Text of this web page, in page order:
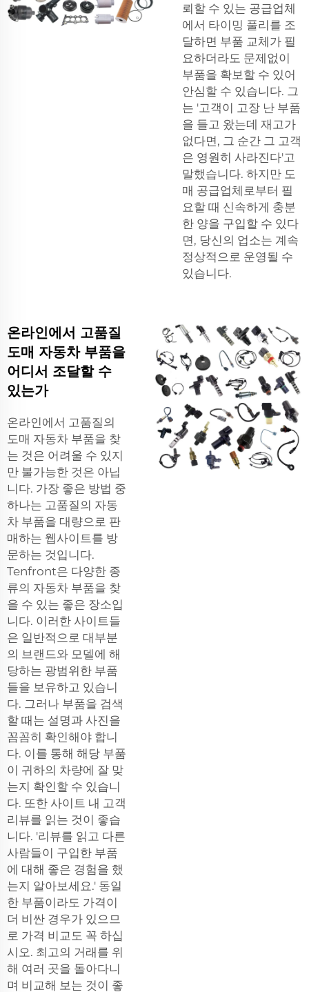
뢰할 수 있는 공급업체
에서 타이밍 풀리를 조
달하면 부품 교체가 필
요하더라도 문제없이
부품을 확보할 수 있어
안심할 수 있습니다. 그
는 '고객이 고장 난 부품
을 들고 왔는데 재고가
없다면, 그 순간 그 고객
은 영원히 사라진다'고
말했습니다. 하지만 도
매 공급업체로부터 필
요할 때 신속하게 충분
한 양을 구입할 수 있다
면, 당신의 업소는 계속
정상적으로 운영될 수
있습니다.
온라인에서 고품질
도매 자동차 부품을
어디서 조달할 수
있는가
온라인에서 고품질의
도매 자동차 부품을 찾
는 것은 어려울 수 있지
만 불가능한 것은 아닙
니다. 가장 좋은 방법 중
하나는 고품질의 자동
차 부품을 대량으로 판
매하는 웹사이트를 방
문하는 것입니다.
Tenfront은 다양한 종
류의 자동차 부품을 찾
을 수 있는 좋은 장소입
니다. 이러한 사이트들
은 일반적으로 대부분
의 브랜드와 모델에 해
당하는 광범위한 부품
들을 보유하고 있습니
다. 그러나 부품을 검색
할 때는 설명과 사진을
꼼꼼히 확인해야 합니
다. 이를 통해 해당 부품
이 귀하의 차량에 잘 맞
는지 확인할 수 있습니
다. 또한 사이트 내 고객
리뷰를 읽는 것이 좋습
니다. '리뷰를 읽고 다른
사람들이 구입한 부품
에 대해 좋은 경험을 했
는지 알아보세요.' 동일
한 부품이라도 가격이
더 비싼 경우가 있으므
로 가격 비교도 꼭 하십
시오. 최고의 거래를 위
해 여러 곳을 돌아다니
며 비교해 보는 것이 좋